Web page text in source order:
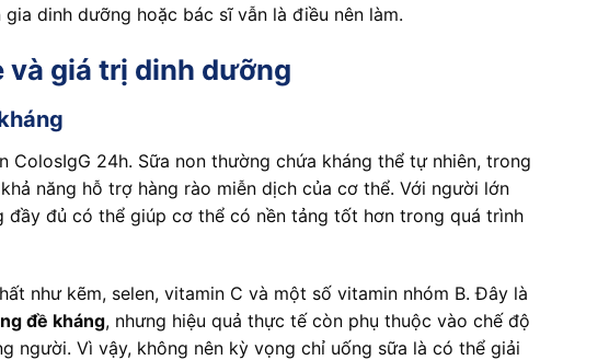
dinh dưỡng hoặc bác sĩ vẫn là điều nên làm.
và giá trị dinh dưỡng
ColosIgG 24h. Sữa non thường chứa kháng thể tự nhiên, trong
năng hỗ trợ hàng rào miễn dịch của cơ thể. Với người lớn
đủ có thể giúp cơ thể có nền tảng tốt hơn trong quá trình
như kẽm, selen, vitamin C và một số vitamin nhóm B. Đây là
đề kháng, nhưng hiệu quả thực tế còn phụ thuộc vào chế độ
người. Vì vậy, không nên kỳ vọng chỉ uống sữa là có thể giải